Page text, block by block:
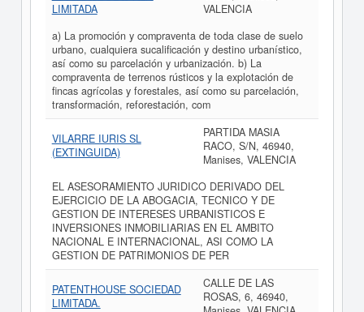
LIMITADA
VALENCIA
a) La promoción y compraventa de toda clase de suelo
urbano, cualquiera sucalificación y destino urbanístico,
así como su parcelación y urbanización. b) La
compraventa de terrenos rústicos y la explotación de
fincas agrícolas y forestales, así como su parcelación,
transformación, reforestación, com
VILARRE IURIS SL
(EXTINGUIDA)
PARTIDA MASIA
RACO, S/N, 46940,
Manises, VALENCIA
EL ASESORAMIENTO JURIDICO DERIVADO DEL
EJERCICIO DE LA ABOGACIA, TECNICO Y DE
GESTION DE INTERESES URBANISTICOS E
INVERSIONES INMOBILIARIAS EN EL AMBITO
NACIONAL E INTERNACIONAL, ASI COMO LA
GESTION DE PATRIMONIOS DE PER
PATENTHOUSE SOCIEDAD
LIMITADA.
CALLE DE LAS
ROSAS, 6, 46940,